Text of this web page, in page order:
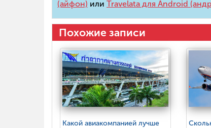
(айфон) или Travelata для Android
Похожие записи
Какой авиакомпанией лучше